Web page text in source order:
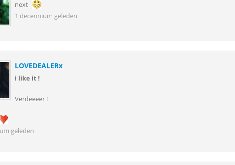
next
1 decennium geleden
LOVEDEALERx
i like it !
Verdeeeer !
geleden